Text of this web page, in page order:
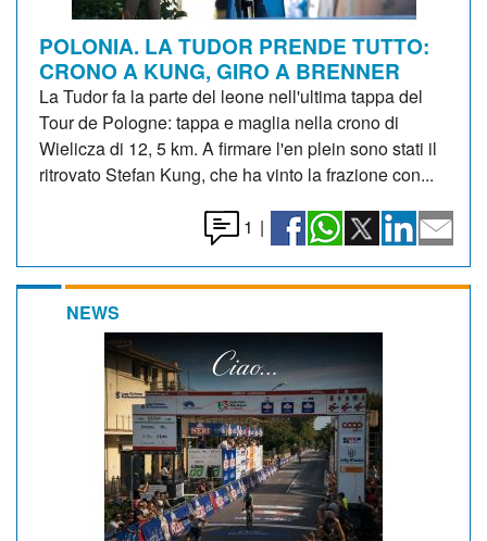
POLONIA. LA TUDOR PRENDE TUTTO:
CRONO A KUNG, GIRO A BRENNER
La Tudor fa la parte del leone nell'ultima tappa del
Tour de Pologne: tappa e maglia nella crono di
Wielicza di 12, 5 km. A firmare l'en plein sono stati il
ritrovato Stefan Kung, che ha vinto la frazione con...
1 |
NEWS